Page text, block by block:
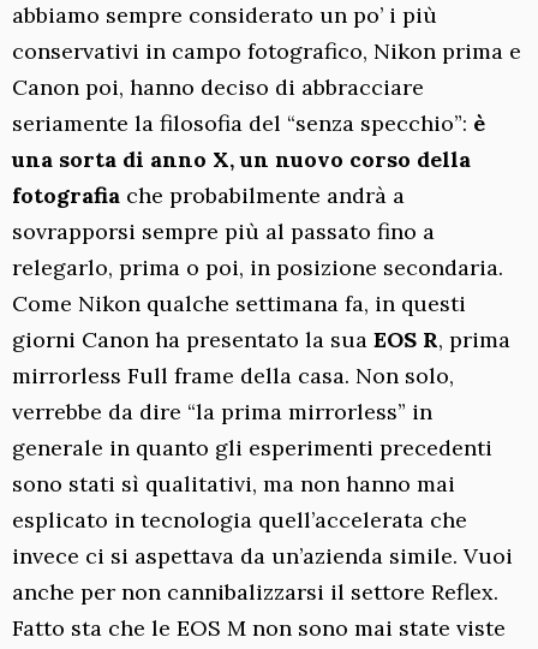
abbiamo sempre considerato un po’ i più
conservativi in campo fotografico, Nikon prima e
Canon poi, hanno deciso di abbracciare
seriamente la filosofia del “senza specchio”: è
una sorta di anno X, un nuovo corso della
fotografia che probabilmente andrà a
sovrapporsi sempre più al passato fino a
relegarlo, prima o poi, in posizione secondaria.
Come Nikon qualche settimana fa, in questi
giorni Canon ha presentato la sua EOS R, prima
mirrorless Full frame della casa. Non solo,
verrebbe da dire “la prima mirrorless” in
generale in quanto gli esperimenti precedenti
sono stati sì qualitativi, ma non hanno mai
esplicato in tecnologia quell’accelerata che
invece ci si aspettava da un’azienda simile. Vuoi
anche per non cannibalizzarsi il settore Reflex.
Fatto sta che le EOS M non sono mai state viste